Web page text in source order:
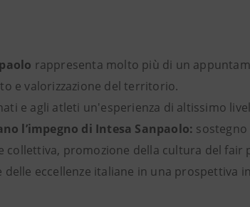
rappresenta molto più di un
e valorizzazione del territorio.
e agli atleti un'esperienza di altissimo
l’impegno di Intesa Sanpaolo:
collettiva, promozione della cultura del fair
delle eccellenze italiane in una prospettiva